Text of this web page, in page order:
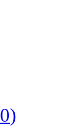
0)